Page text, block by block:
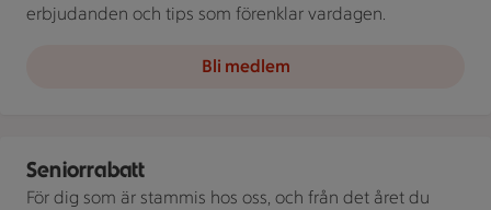
erbjudanden och tips som förenklar vardagen.
Bli medlem
Seniorrabatt
För dig som är stammis hos oss, och från det året du